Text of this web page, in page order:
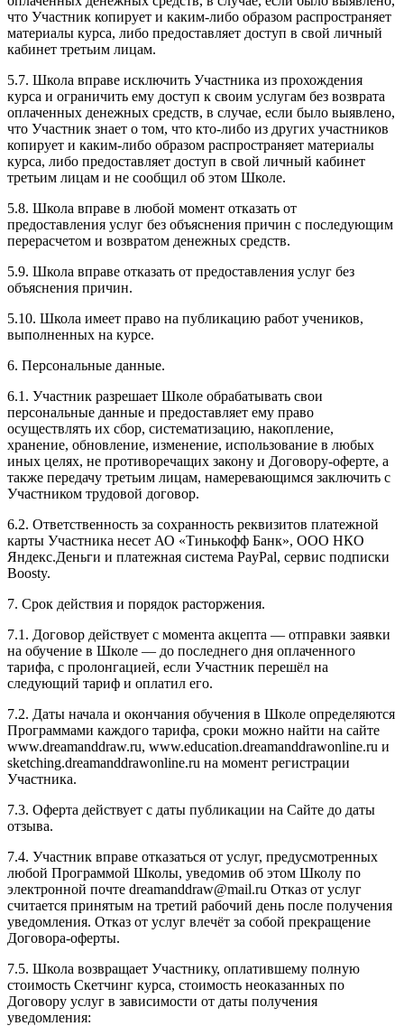
что Участник копирует и каким-либо образом распространяет
материалы курса, либо предоставляет доступ в свой личный
кабинет третьим лицам.
5.7. Школа вправе исключить Участника из прохождения
курса и ограничить ему доступ к своим услугам без возврата
оплаченных денежных средств, в случае, если было выявлено,
что Участник знает о том, что кто-либо из других участников
копирует и каким-либо образом распространяет материалы
курса, либо предоставляет доступ в свой личный кабинет
третьим лицам и не сообщил об этом Школе.
5.8. Школа вправе в любой момент отказать от
предоставления услуг без объяснения причин с последующим
перерасчетом и возвратом денежных средств.
5.9. Школа вправе отказать от предоставления услуг без
объяснения причин.
5.10. Школа имеет право на публикацию работ учеников,
выполненных на курсе.
6. Персональные данные.
6.1. Участник разрешает Школе обрабатывать свои
персональные данные и предоставляет ему право
осуществлять их сбор, систематизацию, накопление,
хранение, обновление, изменение, использование в любых
иных целях, не противоречащих закону и Договору-оферте, а
также передачу третьим лицам, намеревающимся заключить с
Участником трудовой договор.
6.2. Ответственность за сохранность реквизитов платежной
карты Участника несет АО «Тинькофф Банк», ООО НКО
Яндекс.Деньги и платежная система PayPal, сервис подписки
Boosty.
7. Срок действия и порядок расторжения.
7.1. Договор действует с момента акцепта — отправки заявки
на обучение в Школе — до последнего дня оплаченного
тарифа, с пролонгацией, если Участник перешёл на
следующий тариф и оплатил его.
7.2. Даты начала и окончания обучения в Школе определяются
Программами каждого тарифа, сроки можно найти на сайте
www.dreamanddraw.ru, www.education.dreamanddrawonline.ru и
sketching.dreamanddrawonline.ru на момент регистрации
Участника.
7.3. Оферта действует с даты публикации на Сайте до даты
отзыва.
7.4. Участник вправе отказаться от услуг, предусмотренных
любой Программой Школы, уведомив об этом Школу по
электронной почте dreamanddraw@mail.ru Отказ от услуг
считается принятым на третий рабочий день после получения
уведомления. Отказ от услуг влечёт за собой прекращение
Договора-оферты.
7.5. Школа возвращает Участнику, оплатившему полную
стоимость Скетчинг курса, стоимость неоказанных по
Договору услуг в зависимости от даты получения
уведомления: